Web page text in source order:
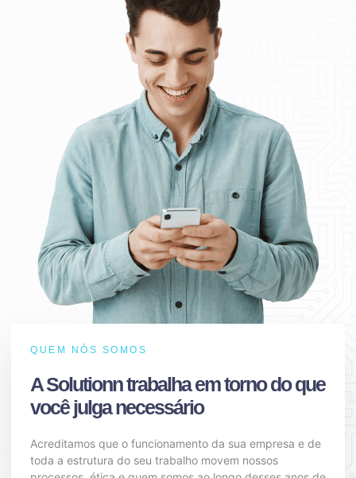
QUEM NÓS SOMOS
A Solutionn trabalha em torno do que
você julga necessário
Acreditamos que o funcionamento da sua empresa e de
toda a estrutura do seu trabalho movem nossos